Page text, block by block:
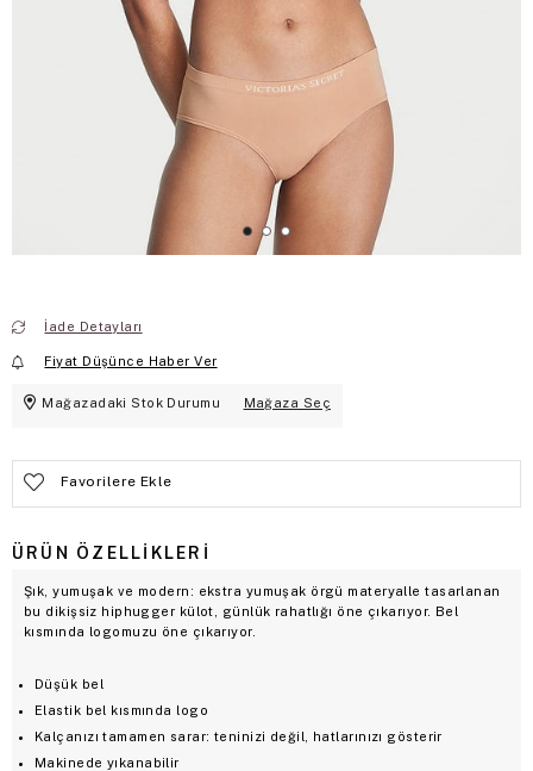
İade Detayları
Fiyat Düşünce Haber Ver
Mağazadaki Stok Durumu Mağaza Seç
Favorilere Ekle
ÜRÜN ÖZELLIKLERI
Şık, yumuşak ve modern: ekstra yumuşak örgü materyalle tasarlanan
bu dikişsiz hiphugger külot, günlük rahatlığı öne çıkarıyor. Bel
kısmında logomuzu öne çıkarıyor.
Düşük bel
Elastik bel kısmında logo
Kalçanızı tamamen sarar: teninizi değil, hatlarınızı gösterir
Makinede yıkanabilir